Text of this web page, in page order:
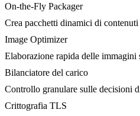
On-the-Fly Packager
Crea pacchetti dinamici di
Image Optimizer
Elaborazione rapida delle immagini
Bilanciatore del carico
Controllo granulare sulle decisioni
Crittografia TLS